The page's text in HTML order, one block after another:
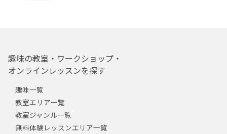
趣味の教室・ワークショップ・
オンラインレッスンを探す
趣味一覧
教室エリア一覧
教室ジャンル一覧
無料体験レッスンエリア一覧